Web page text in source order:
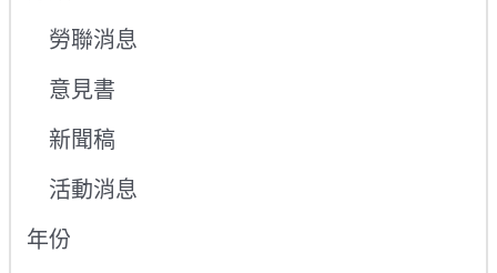
勞聯消息
意見書
新聞稿
活動消息
年份